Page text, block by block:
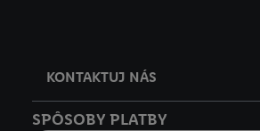
KONTAKTUJ NÁS
SPÔSOBY PLATBY